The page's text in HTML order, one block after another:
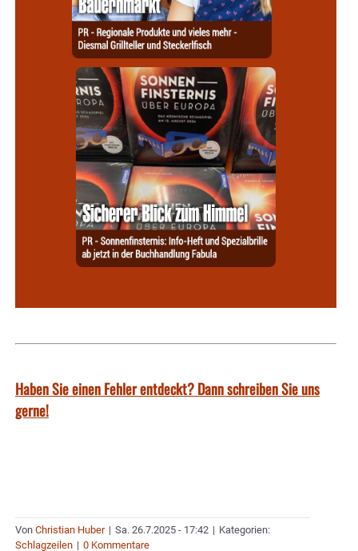
Haben Sie einen Fehler entdeckt? Dann schreiben Sie uns
gerne!
Von Christian Huber | Sa. 26.7.2025 - 17:42 | Kategorien:
Schlagzeilen | 0 Kommentare